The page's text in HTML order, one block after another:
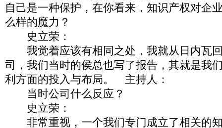
自己是一种保护，在你看来，知识产权对企
么样的魔力？
史立荣：
我觉着应该有相同之处，我就从日内瓦
司，我们当时的侯总也写了报告，其就是我
利方面的投入与布局。 主持人：
当时公司什么反应？
史立荣：
非常重视，一个我们专门成立了相关的